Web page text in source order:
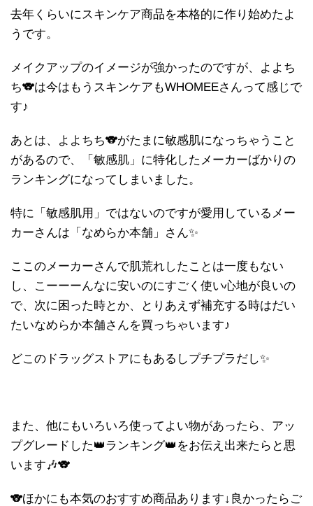
去年くらいにスキンケア商品を本格的に作り始めたよ
うです。
メイクアップのイメージが強かったのですが、よよち
ち🐨は今はもうスキンケアもWHOMEEさんって感じで
す♪
あとは、よよちち🐨がたまに敏感肌になっちゃうこと
があるので、「敏感肌」に特化したメーカーばかりの
ランキングになってしまいました。
特に「敏感肌用」ではないのですが愛用しているメー
カーさんは「なめらか本舗」さん✨
ここのメーカーさんで肌荒れしたことは一度もない
し、こーーーんなに安いのにすごく使い心地が良いの
で、次に困った時とか、とりあえず補充する時はだい
たいなめらか本舗さんを買っちゃいます♪
どこのドラッグストアにもあるしプチプラだし✨
また、他にもいろいろ使ってよい物があったら、アッ
プグレードした👑ランキング👑をお伝え出来たらと思
います🎶🐨
🐨ほかにも本気のおすすめ商品あります↓良かったらご